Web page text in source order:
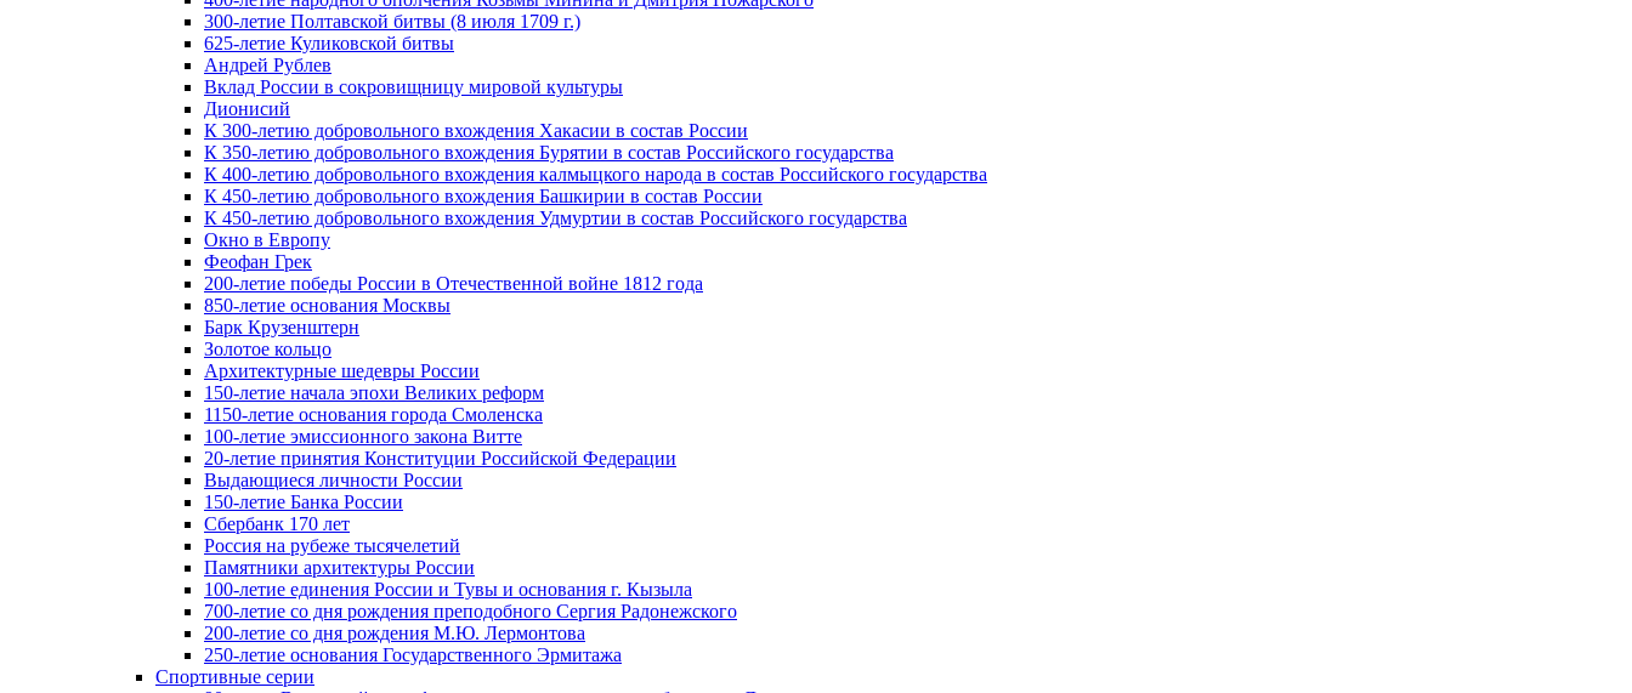
300-летие Полтавской битвы (8 июля 1709 г.)
625-летие Куликовской битвы
Андрей Рублев
Вклад России в сокровищницу мировой культуры
Дионисий
К 300-летию добровольного вхождения Хакасии в состав России
К 350-летию добровольного вхождения Бурятии в состав Российского государства
К 400-летию добровольного вхождения калмыцкого народа в состав Российского государства
К 450-летию добровольного вхождения Башкирии в состав России
К 450-летию добровольного вхождения Удмуртии в состав Российского государства
Окно в Европу
Феофан Грек
200-летие победы России в Отечественной войне 1812 года
850-летие основания Москвы
Барк Крузенштерн
Золотое кольцо
Архитектурные шедевры России
150-летие начала эпохи Великих реформ
1150-летие основания города Смоленска
100-летие эмиссионного закона Витте
20-летие принятия Конституции Российской Федерации
Выдающиеся личности России
150-летие Банка России
Сбербанк 170 лет
Россия на рубеже тысячелетий
Памятники архитектуры России
100-летие единения России и Тувы и основания г. Кызыла
700-летие со дня рождения преподобного Сергия Радонежского
200-летие со дня рождения М.Ю. Лермонтова
250-летие основания Государственного Эрмитажа
Спортивные серии